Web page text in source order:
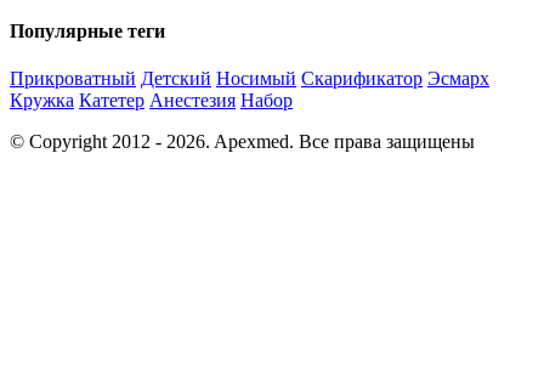
Популярные теги
Прикроватный Детский Носимый Скарификатор Эсмарх
Кружка Катетер Анестезия Набор
© Copyright 2012 - 2026. Apexmed. Все права защищены